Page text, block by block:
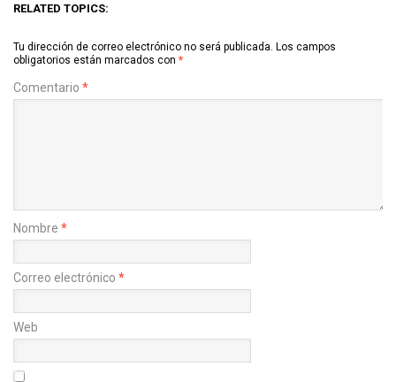
RELATED TOPICS:
Tu dirección de correo electrónico no será publicada. Los campos
obligatorios están marcados con *
Comentario *
Nombre *
Correo electrónico *
Web